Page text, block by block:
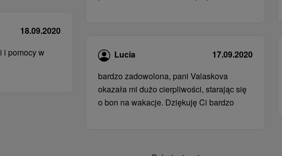
18.09.2020
i pomocy w
Lucia
17.09.2020
bardzo zadowolona, ​​pani Valaskova
okazała mi dużo cierpliwości, starając się
o bon na wakacje. Dziękuję Ci bardzo